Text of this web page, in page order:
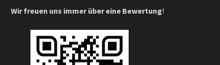
Wir freuen uns immer über eine Bewertung!